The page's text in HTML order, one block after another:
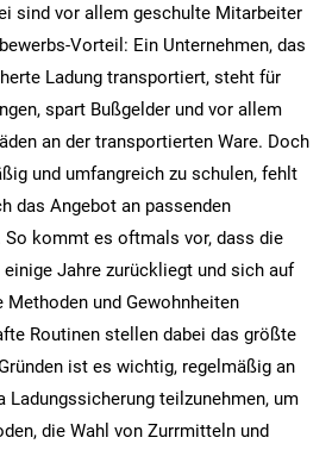
sind vor allem geschulte Mitarbeiter
Vorteil: Ein Unternehmen, das
Ladung transportiert, steht für
spart Bußgelder und vor allem
an der transportierten Ware. Doch
und umfangreich zu schulen, fehlt
das Angebot an passenden
So kommt es oftmals vor, dass die
Jahre zurückliegt und sich auf
und Gewohnheiten
Routinen stellen dabei das größte
ist es wichtig, regelmäßig an
Ladungssicherung teilzunehmen, um
die Wahl von Zurrmitteln und